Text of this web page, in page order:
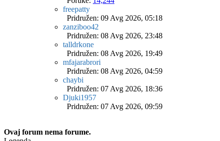
freepatty
Pridružen: 09 Avg 2026, 05:18
zanziboo42
Pridružen: 08 Avg 2026, 23:48
talldrkone
Pridružen: 08 Avg 2026, 19:49
mfajarabrori
Pridružen: 08 Avg 2026, 04:59
chaybi
Pridružen: 07 Avg 2026, 18:36
Djuki1957
Pridružen: 07 Avg 2026, 09:59
Ovaj forum nema forume.